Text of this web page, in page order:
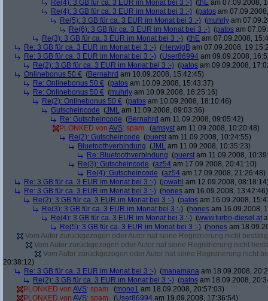
Re(4): 3 GB für ca. 3 EUR im Monat bei 3 :-) (thE am 07.09.2008,
Re(4): 3 GB für ca. 3 EUR im Monat bei 3 :-) (patos am
Re(5): 3 GB für ca. 3 EUR im Monat bei 3 :-) (muhrly am
Re(6): 3 GB für ca. 3 EUR im Monat bei 3 :-) (patos am
Re(3): 3 GB für ca. 3 EUR im Monat bei 3 :-) (thE am 07.09.2008,
Re: 3 GB für ca. 3 EUR im Monat bei 3 :-) (HerwigB am 07.09.2008,
Re: 3 GB für ca. 3 EUR im Monat bei 3 :-) (User86994 am 09.09.2008,
Re(2): 3 GB für ca. 3 EUR im Monat bei 3 :-) (patos am 09.09.2008,
Onlinebonus 50 € (Bernahrd am 10.09.2008, 15:42:45)
Re: Onlinebonus 50 € (patos am 10.09.2008, 15:43:37)
Re: Onlinebonus 50 € (muhrly am 10.09.2008, 16:25:16)
Re(2): Onlinebonus 50 € (patos am 10.09.2008, 18:10:46)
Gutscheincode (JML am 11.09.2008, 09:03:36)
Re: Gutscheincode (Bernahrd am 11.09.2008, 09:05:42)
PLONKED von AVS: spam (amsyst am 11.09.2008, 10:20:48)
Re(2): Gutscheincode (puerst am 11.09.2008, 10:24:55)
Bluetoothverbindung (JML am 11.09.2008, 10:35:23)
Re: Bluetoothverbindung (puerst am 11.09.2008,
Re(3): Gutscheincode (az54 am 17.09.2008, 20:41:10)
Re(4): Gutscheincode (az54 am 17.09.2008, 21:26:48)
Re: 3 GB für ca. 3 EUR im Monat bei 3 :-) (jowahl am 12.09.2008,
Re: 3 GB für ca. 3 EUR im Monat bei 3 :-) (hones am 16.09.2008, 13:42:46)
Re(2): 3 GB für ca. 3 EUR im Monat bei 3 :-) (patos am 16.09.2008,
Re(3): 3 GB für ca. 3 EUR im Monat bei 3 :-) (hones am 16.09.2008,
Re(4): 3 GB für ca. 3 EUR im Monat bei 3 :-) (www.turbo-diesel.at
Re(5): 3 GB für ca. 3 EUR im Monat bei 3 :-) (hones am
Vom Autor zurückgezogen oder Autor hat seine Registrierung nicht
Vom Autor zurückgezogen oder Autor hat seine Registrierung nicht
Vom Autor zurückgezogen oder Autor hat seine Registrierung nicht
20:38:12)
Re: 3 GB für ca. 3 EUR im Monat bei 3 :-) (manamana am 18.09.2008,
Re(2): 3 GB für ca. 3 EUR im Monat bei 3 :-) (patos am 18.09.2008,
PLONKED von AVS: spam (mono1 am 18.09.2008, 20:57:03)
PLONKED von AVS: spam (User86994 am 19.09.2008, 17:36:54)